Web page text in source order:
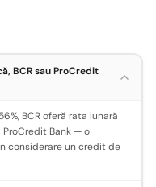
BCR sau ProCredit
BCR oferă rata lunară
ProCredit Bank — o
considerare un credit de